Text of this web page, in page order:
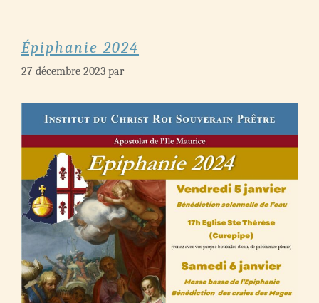
Épiphanie 2024
27 décembre 2023 par